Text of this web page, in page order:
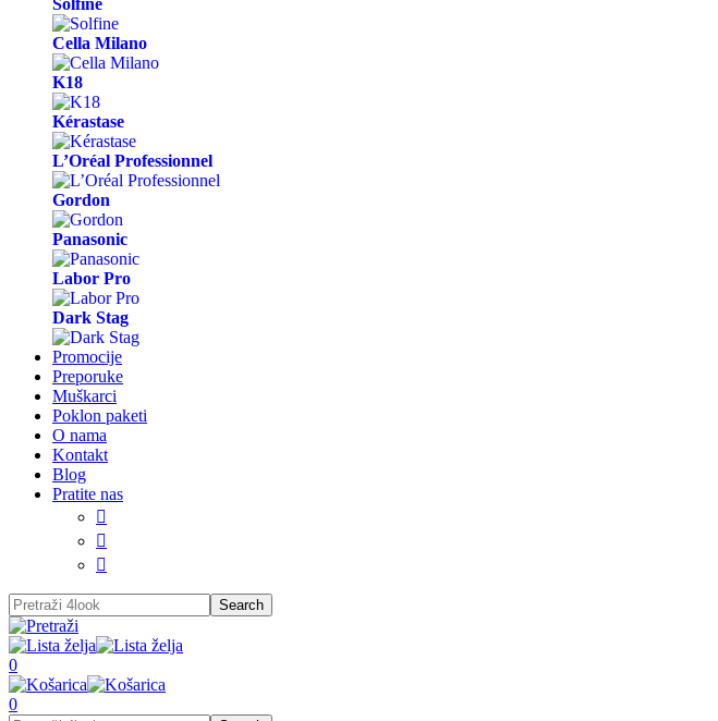
Solfine
Cella Milano
K18
Kérastase
L’Oréal Professionnel
Gordon
Panasonic
Labor Pro
Dark Stag
Promocije
Preporuke
Muškarci
Poklon paketi
O nama
Kontakt
Blog
Pratite nas



0
0